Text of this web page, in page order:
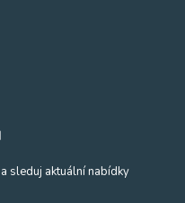
sleduj aktuální nabídky